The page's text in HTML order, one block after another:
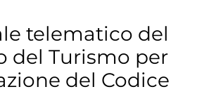
telematico del
del Turismo per
del Codice